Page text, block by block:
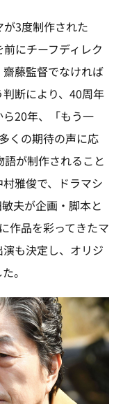
3度制作された
にチーフディレク
藤監督でなければ
断により、40周年
20年、「もう一
くの期待の声に応
が制作されること
雅俊で、ドラマシ
夫が企画・脚本と
作品を彩ってきたマ
も決定し、オリジ
。